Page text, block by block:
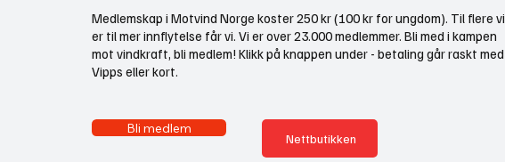
Medlemskap i Motvind Norge koster 250 kr (100 kr for ungdom). Til flere vi
er til mer innflytelse får vi. Vi er over 23.000 medlemmer. Bli med i kampen
mot vindkraft, bli medlem! Klikk på knappen under - betaling går raskt med
Vipps eller kort.
Bli medlem
Nettbutikken